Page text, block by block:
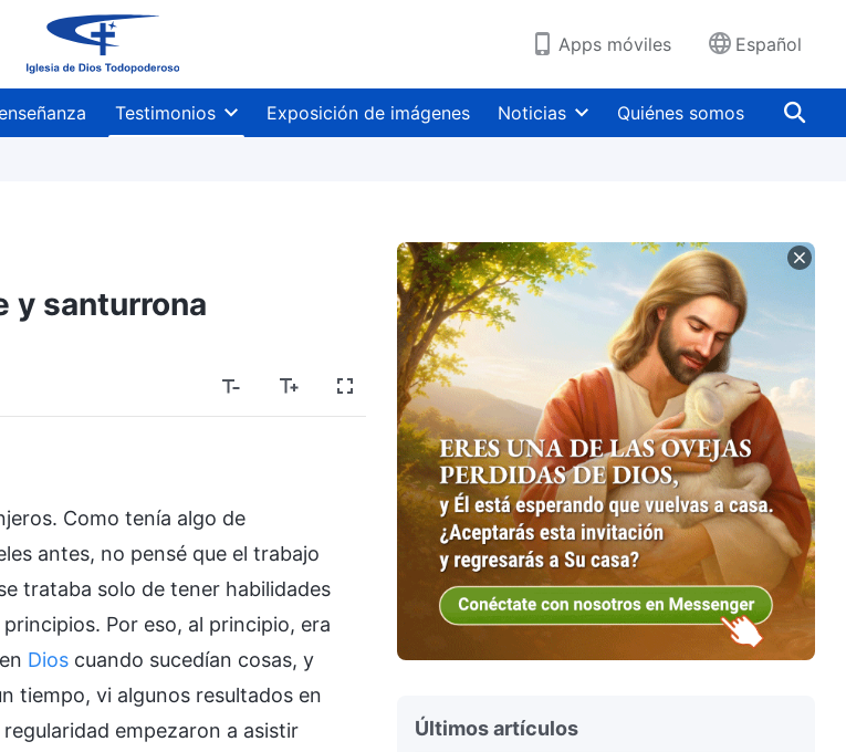
Apps móviles Español
Testimonios Exposición de imágenes Noticias Quiénes somos
y santurrona
Como tenía algo de
antes, no pensé que el trabajo
trataba solo de tener habilidades
Por eso, al principio, era
Dios cuando sucedían cosas, y
tiempo, vi algunos resultados en
empezaron a asistir
Últimos artículos